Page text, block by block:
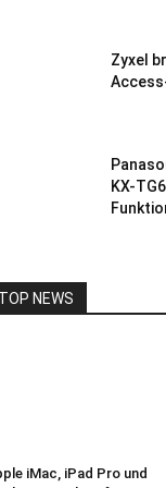
Zyxel
KX-
NEWS
iMac, iPad Pro und